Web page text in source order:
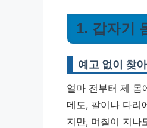
1. 갑자기
예고 없이 찾
얼마 전부터 제 몸
데도, 팔이나 다리
지만, 며칠이 지나